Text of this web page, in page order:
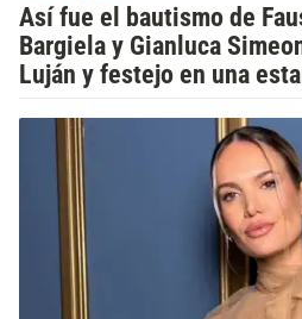
Así fue el bautismo de
Bargiela y Gianluca
Luján y festejo en una